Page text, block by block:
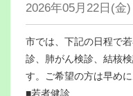
2026年05月22日(金
市では、下記の日程で
診、肺がん検診、結核
す。ご希望の方は早め
■若者健診